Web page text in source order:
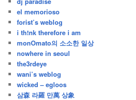
el memorioso
forist’s weblog
i th!nk therefore i am
monOmato의 소소한 일상
nowhere in seoul
the3rdeye
wani’s weblog
wicked – egloos
삼森 라羅 만萬 상象